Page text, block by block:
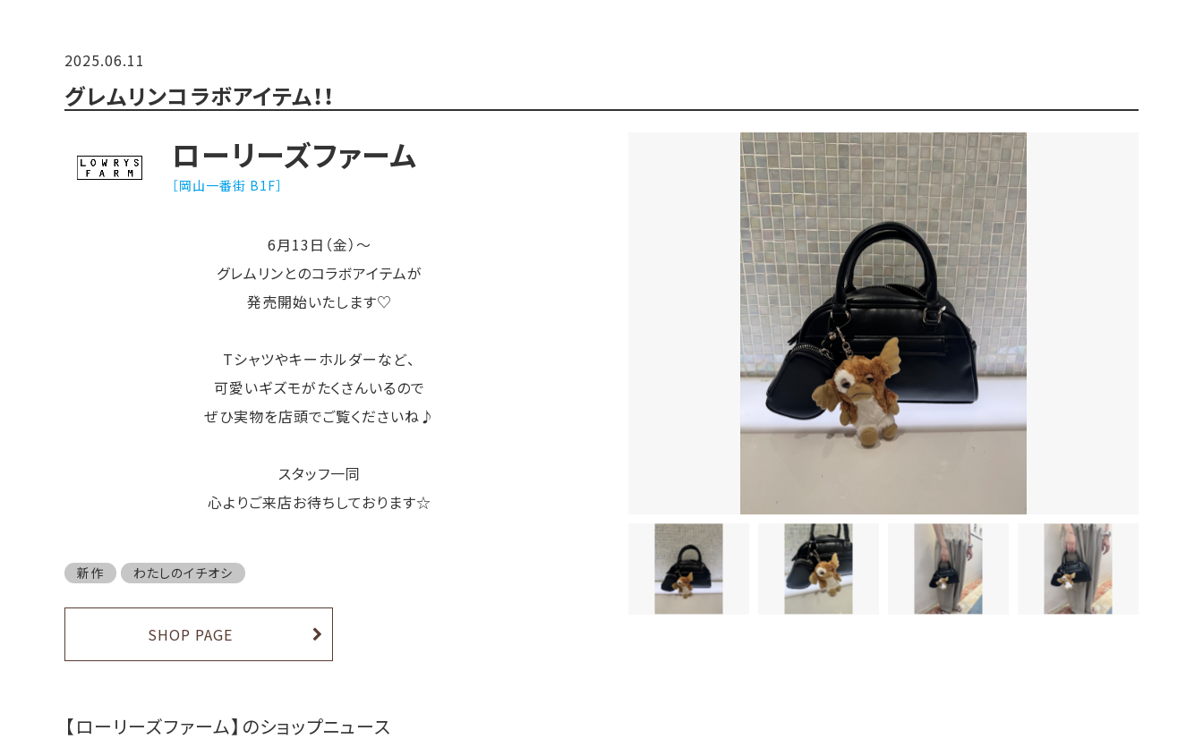
2025.06.11
グレムリンコラボアイテム！！
ローリーズファーム
［岡山一番街 B1F］
6月13日（金）〜
グレムリンとのコラボアイテムが
発売開始いたします♡
Tシャツやキーホルダーなど、
可愛いギズモがたくさんいるので
ぜひ実物を店頭でご覧くださいね♪
スタッフ一同
心よりご来店お待ちしております☆
新作 わたしのイチオシ
SHOP PAGE
【ローリーズファーム】のショップニュース